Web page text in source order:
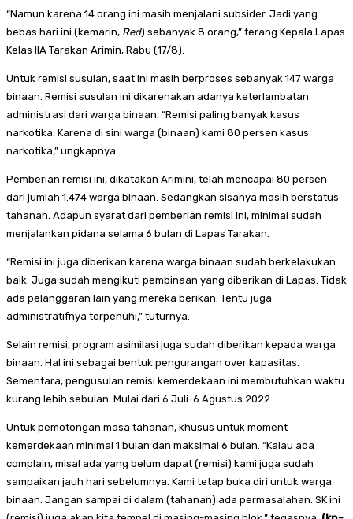
“Namun karena 14 orang ini masih menjalani subsider. Jadi yang
bebas hari ini (kemarin, Red) sebanyak 8 orang,” terang Kepala Lapas
Kelas IIA Tarakan Arimin, Rabu (17/8).
Untuk remisi susulan, saat ini masih berproses sebanyak 147 warga
binaan. Remisi susulan ini dikarenakan adanya keterlambatan
administrasi dari warga binaan. “Remisi paling banyak kasus
narkotika. Karena di sini warga (binaan) kami 80 persen kasus
narkotika,” ungkapnya.
Pemberian remisi ini, dikatakan Arimini, telah mencapai 80 persen
dari jumlah 1.474 warga binaan. Sedangkan sisanya masih berstatus
tahanan. Adapun syarat dari pemberian remisi ini, minimal sudah
menjalankan pidana selama 6 bulan di Lapas Tarakan.
“Remisi ini juga diberikan karena warga binaan sudah berkelakukan
baik. Juga sudah mengikuti pembinaan yang diberikan di Lapas. Tidak
ada pelanggaran lain yang mereka berikan. Tentu juga
administratifnya terpenuhi,” tuturnya.
Selain remisi, program asimilasi juga sudah diberikan kepada warga
binaan. Hal ini sebagai bentuk pengurangan over kapasitas.
Sementara, pengusulan remisi kemerdekaan ini membutuhkan waktu
kurang lebih sebulan. Mulai dari 6 Juli-6 Agustus 2022.
Untuk pemotongan masa tahanan, khusus untuk moment
kemerdekaan minimal 1 bulan dan maksimal 6 bulan. “Kalau ada
complain, misal ada yang belum dapat (remisi) kami juga sudah
sampaikan jauh hari sebelumnya. Kami tetap buka diri untuk warga
binaan. Jangan sampai di dalam (tahanan) ada permasalahan. SK ini